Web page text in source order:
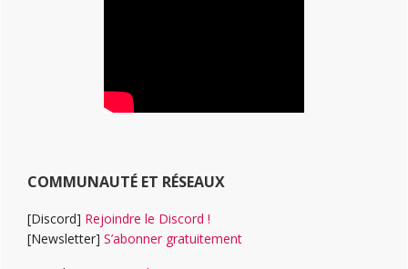
COMMUNAUTÉ ET RÉSEAUX
[Discord] Rejoindre le Discord !
[Newsletter] S’abonner gratuitement